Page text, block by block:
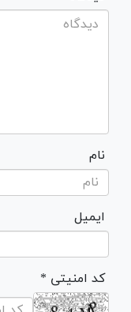
نام
ایمیل
* کد امنیتی